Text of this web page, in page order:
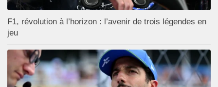
F1, révolution à l’horizon : l’avenir de trois légendes en
jeu